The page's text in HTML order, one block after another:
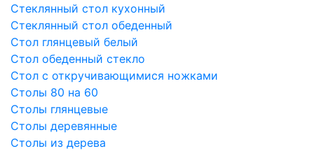
Стеклянный стол кухонный
Стеклянный стол обеденный
Стол глянцевый белый
Стол обеденный стекло
Стол с откручивающимися ножками
Столы 80 на 60
Столы глянцевые
Столы деревянные
Столы из дерева